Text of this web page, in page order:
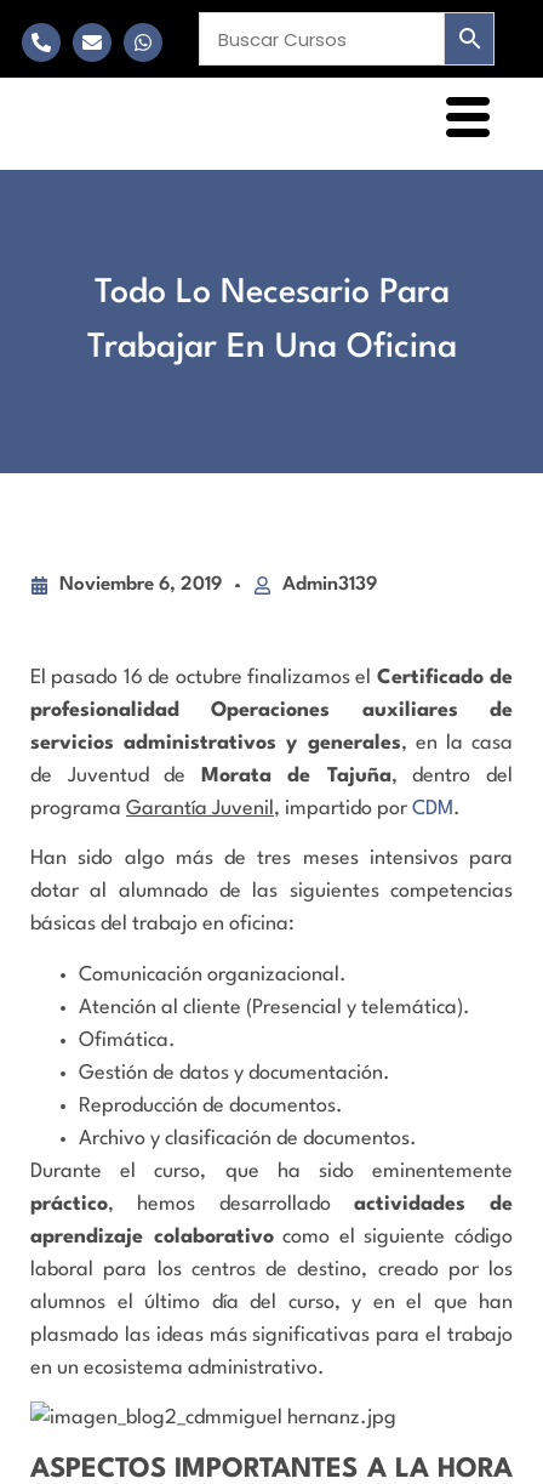
Todo Lo Necesario Para
Trabajar En Una Oficina
Noviembre 6, 2019 Admin3139
El pasado 16 de octubre finalizamos el Certificado de
profesionalidad Operaciones auxiliares de
servicios administrativos y generales, en la casa
de Juventud de
Morata de Tajuña, dentro del
programa Garantía Juvenil , impartido por CDM.
Han sido algo más de tres meses intensivos para
dotar al alumnado de las siguientes competencias
básicas del trabajo en oficina:
Comunicación organizacional.
Atención al cliente (Presencial y telemática).
Ofimática.
Gestión de datos y documentación.
Reproducción de documentos.
Archivo y clasificación de documentos.
Durante el curso, que ha sido eminentemente
práctico, hemos desarrollado actividades de
aprendizaje colaborativocomo el siguiente código
laboral para los centros de destino, creado por los
alumnos el último día del curso, y en el que han
plasmado las ideas más significativas para el trabajo
en un ecosistema administrativo.
ASPECTOS IMPORTANTES A LA HORA